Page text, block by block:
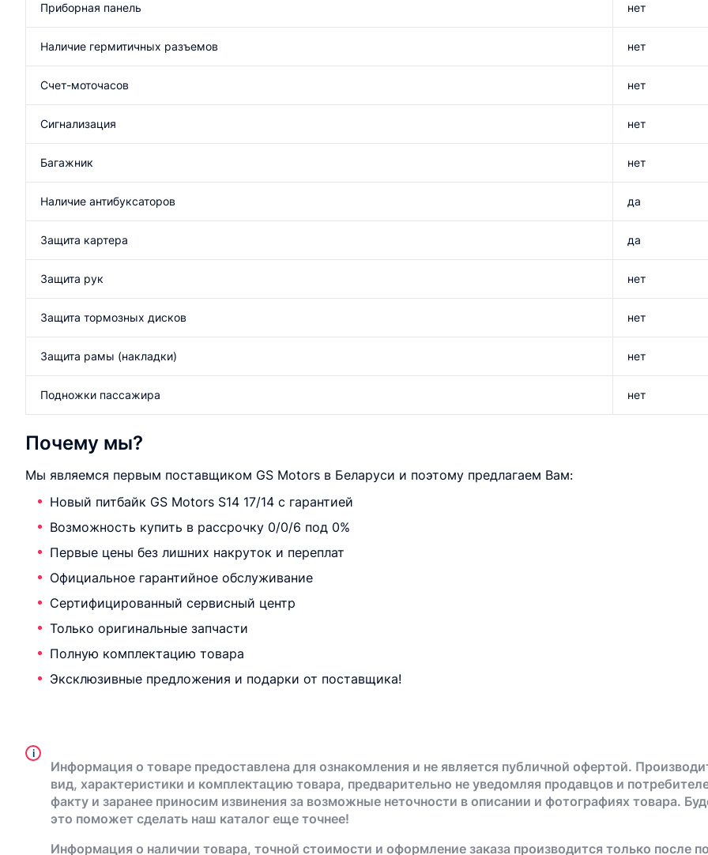
Приборная панель нет
Наличие гермитичных разъемов нет
Счет-моточасов нет
Сигнализация нет
Багажник нет
Наличие антибуксаторов да
Защита картера да
Защита рук нет
Защита тормозных дисков нет
Защита рамы (накладки) нет
Подножки пассажира нет
Почему мы?
Мы являемся первым поставщиком GS Motors в Беларуси и поэтому предлагаем Вам:
Новый питбайк GS Motors S14 17/14 с гарантией
Возможность купить в рассрочку 0/0/6 под 0%
Первые цены без лишних накруток и переплат
Официальное гарантийное обслуживание
Сертифицированный сервисный центр
Только оригинальные запчасти
Полную комплектацию товара
Эксклюзивные предложения и подарки от поставщика!
i
Информация о товаре предоставлена для ознакомления и не является публичной офертой.
вид, характеристики и комплектацию товара, предварительно не уведомляя продавцов и
факту и заранее приносим извинения за возможные неточности в описании и фотографиях товара.
это поможет сделать наш каталог еще точнее!
Информация о наличии товара, точной стоимости и оформление заказа производится только после